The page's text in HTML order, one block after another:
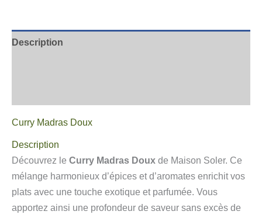
Description
Curry Madras Doux
Description
Découvrez le Curry Madras Doux de Maison Soler. Ce
mélange harmonieux d’épices et d’aromates enrichit vos
plats avec une touche exotique et parfumée. Vous
apportez ainsi une profondeur de saveur sans excès de